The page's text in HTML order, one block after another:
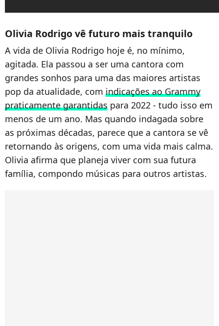
Olivia Rodrigo vê futuro mais tranquilo
A vida de Olivia Rodrigo hoje é, no mínimo,
agitada. Ela passou a ser uma cantora com
grandes sonhos para uma das maiores artistas
pop da atualidade, com indicações ao Grammy
praticamente garantidas para 2022 - tudo isso em
menos de um ano. Mas quando indagada sobre
as próximas décadas, parece que a cantora se vê
retornando às origens, com uma vida mais calma.
Olivia afirma que planeja viver com sua futura
família, compondo músicas para outros artistas.